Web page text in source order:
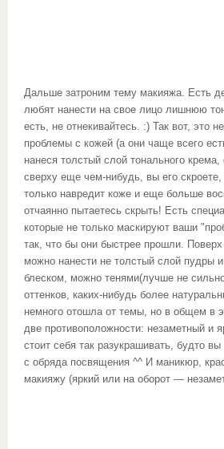
Дальше затроним тему макияжа. Есть
любят нанести на свое лицо лишнюю
есть, не отнекивайтесь. :) Так вот, это
проблемы с кожей (а они чаще всего
нанеся толстый слой тонального
сверху еще чем-нибудь, вы его
только навредит коже и еще больше
отчаянно пытаетесь скрыть! Есть
которые не только маскируют ваши
так, что бы они быстрее прошли. Поверх
можно нанести не толстый слой пудры и
блеском, можно тенями(лучше не
оттенков, каких-нибудь более
немного отошла от темы, но в общем в
две противоположности: незаметный и
стоит себя так разукрашивать, будто
с обряда посвящения ^^ И маникюр,
макияжу (яркий или на оборот —